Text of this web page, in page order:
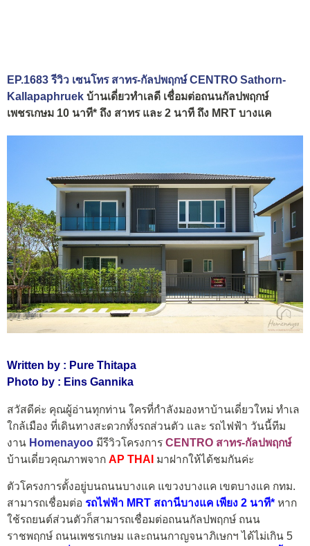
EP.1683 รีวิว เซนโทร สาทร-กัลปพฤกษ์ CENTRO Sathorn-
Kallapaphruek บ้านเดี่ยวทำเลดี เชื่อมต่อถนนกัลปพฤกษ์
เพชรเกษม 10 นาที* ถึง สาทร และ 2 นาที ถึง MRT บางแค
Written by : Pure Thitapa
Photo by : Eins Gannika
สวัสดีค่ะ คุณผู้อ่านทุกท่าน ใครที่กำลังมองหาบ้านเดี่ยวใหม่ ทำเล
ใกล้เมือง ที่เดินทางสะดวกทั้งรถส่วนตัว และ รถไฟฟ้า วันนี้ทีม
งาน Homenayoo มีรีวิวโครงการ CENTRO สาทร-กัลปพฤกษ์
บ้านเดี่ยวคุณภาพจาก AP THAI มาฝากให้ได้ชมกันค่ะ
ตัวโครงการตั้งอยู่บนถนนบางแค แขวงบางแค เขตบางแค กทม.
สามารถเชื่อมต่อ รถไฟฟ้า MRT สถานีบางแค เพียง 2 นาที* หาก
ใช้รถยนต์ส่วนตัวก็สามารถเชื่อมต่อถนนกัลปพฤกษ์ ถนน
ราชพฤกษ์ ถนนเพชรเกษม และถนนกาญจนาภิเษกฯ ได้ไม่เกิน 5